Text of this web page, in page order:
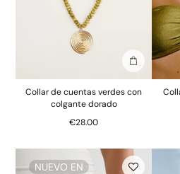
Añadir a la
Collar de cuentas verdes con
colgante dorado
€28.00
NUEVO EN